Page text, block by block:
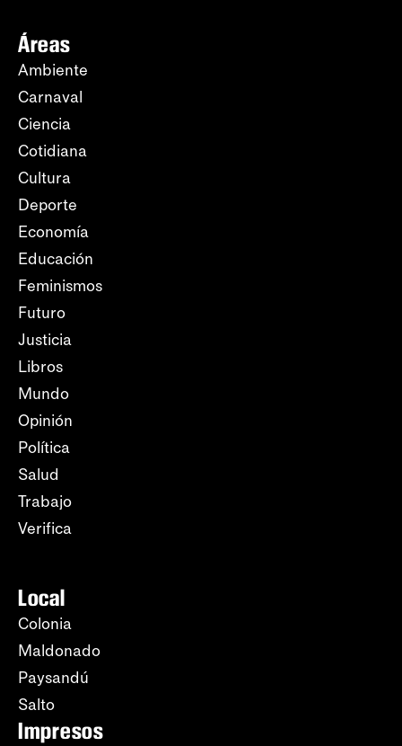
Áreas
Ambiente
Carnaval
Ciencia
Cotidiana
Cultura
Deporte
Economía
Educación
Feminismos
Futuro
Justicia
Libros
Mundo
Opinión
Política
Salud
Trabajo
Verifica
Local
Colonia
Maldonado
Paysandú
Salto
Impresos